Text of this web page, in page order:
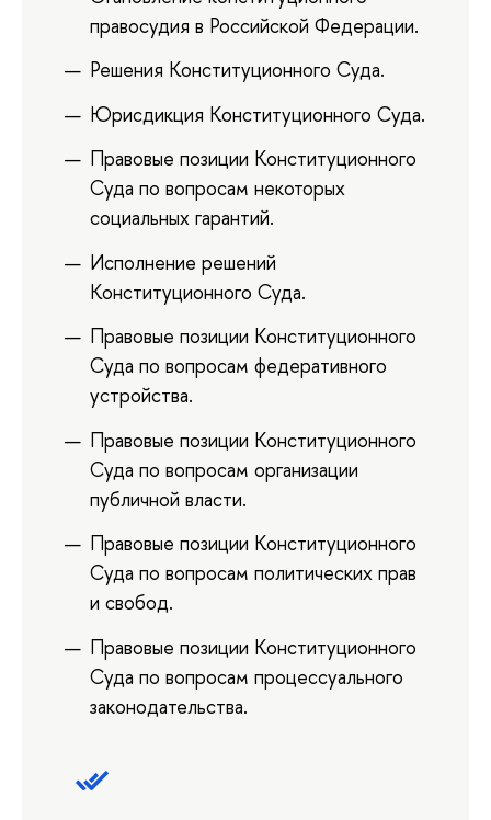
правосудия в Российской Федерации.
Решения Конституционного Суда.
Юрисдикция Конституционного Суда.
Правовые позиции Конституционного
Суда по вопросам некоторых
социальных гарантий.
Исполнение решений
Конституционного Суда.
Правовые позиции Конституционного
Суда по вопросам федеративного
устройства.
Правовые позиции Конституционного
Суда по вопросам организации
публичной власти.
Правовые позиции Конституционного
Суда по вопросам политических прав
и свобод.
Правовые позиции Конституционного
Суда по вопросам процессуального
законодательства.